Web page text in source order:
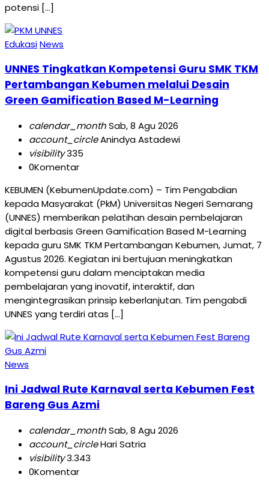
potensi […]
EdukasiNews
UNNES Tingkatkan Kompetensi Guru SMK TKM
Pertambangan Kebumen melalui Desain
Green Gamification Based M-Learning
calendar_monthSab, 8 Agu 2026
account_circleAnindya Astadewi
visibility335
0Komentar
KEBUMEN (KebumenUpdate.com) – Tim Pengabdian
kepada Masyarakat (PkM) Universitas Negeri Semarang
(UNNES) memberikan pelatihan desain pembelajaran
digital berbasis Green Gamification Based M-Learning
kepada guru SMK TKM Pertambangan Kebumen, Jumat, 7
Agustus 2026. Kegiatan ini bertujuan meningkatkan
kompetensi guru dalam menciptakan media
pembelajaran yang inovatif, interaktif, dan
mengintegrasikan prinsip keberlanjutan. Tim pengabdi
UNNES yang terdiri atas […]
News
Ini Jadwal Rute Karnaval serta Kebumen Fest
Bareng Gus Azmi
calendar_monthSab, 8 Agu 2026
account_circleHari Satria
visibility3.343
0Komentar